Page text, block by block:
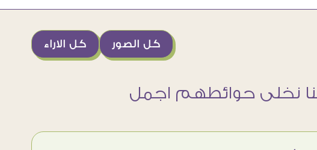
كل الاراء كل الصور